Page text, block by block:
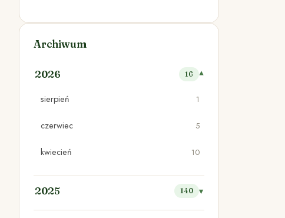
Archiwum
2026 16
sierpień 1
czerwiec 5
kwiecień 10
2025 140